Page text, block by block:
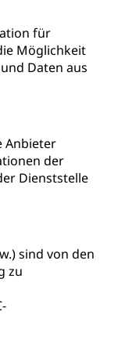
für
Möglichkeit
Daten aus
Anbieter
der
Dienststelle
sind von den
zu
FH